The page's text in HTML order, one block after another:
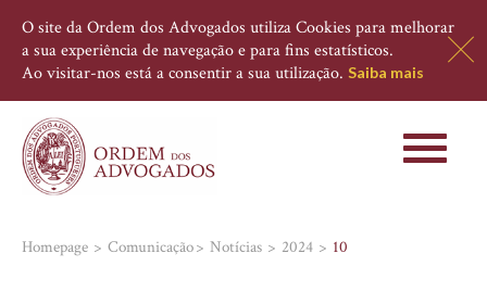
O site da Ordem dos Advogados utiliza Cookies para melhorar
a sua experiência de navegação e para fins estatísticos.
Ao visitar-nos está a consentir a sua utilização. Saiba mais
Toggle
Homepage Comunicação Notícias 2024 10